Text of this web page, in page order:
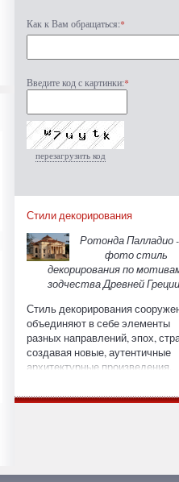
Как к Вам обращаться:*
Введите код с картинки:*
перезагрузить код
Стили декорирования
Ротонда Палладио
фото стиль
декорирования по
зодчества Древней
Стиль декорирования
объединяют в себе элементы
разных направлений, эпох,
создавая новые, аутентичные
архитектурные произведения.
популярные в Европе. Стиль